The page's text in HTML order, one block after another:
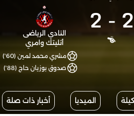
2
-
2
النادي الرياضى
أتليتك وامري
مشري محمد لمين (60')
صدوق بوزيان حاج (88')
الميديا أخبار ذات صلة